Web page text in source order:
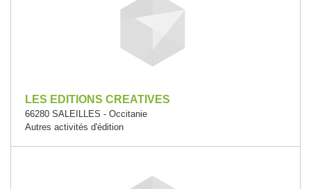
LES EDITIONS CREATIVES
66280 SALEILLES - Occitanie
Autres activités d'édition